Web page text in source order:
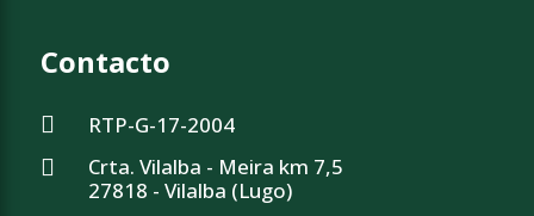
Contacto
RTP-G-17-2004
Crta. Vilalba - Meira km 7,5
27818 - Vilalba (Lugo)